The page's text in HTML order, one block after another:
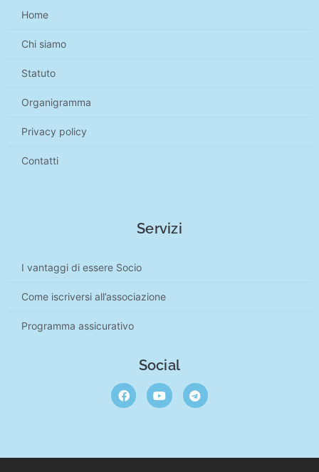
Home
Chi siamo
Statuto
Organigramma
Privacy policy
Contatti
Servizi
I vantaggi di essere Socio
Come iscriversi all’associazione
Programma assicurativo
Social